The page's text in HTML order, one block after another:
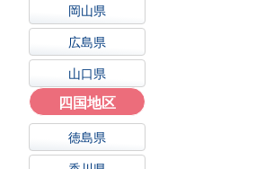
岡山県
広島県
山口県
四国地区
徳島県